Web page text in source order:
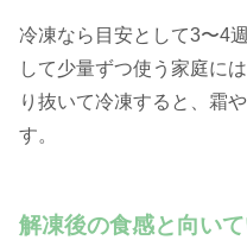
冷凍なら目安として3〜4
して少量ずつ使う家庭に
り抜いて冷凍すると、霜
す。
解凍後の食感と向い